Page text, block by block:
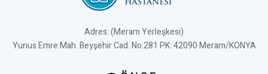
Adres: (Meram Yerleşkesi)
Yunus Emre Mah. Beyşehir Cad. No:281 PK: 42090 Meram/KONYA